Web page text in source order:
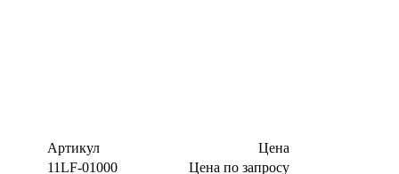
Артикул
Цена
11LF-01000 Цена по запросу